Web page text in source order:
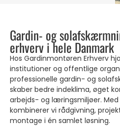
Gardin- og
erhverv i hele Danmark
Hos Gardinmontøren Erhverv
institutioner og offentlige
professionelle gardin- og
skaber bedre indeklima, øget
arbejds- og læringsmiljøer.
kombinerer vi rådgivning,
montage i én samlet løsning.